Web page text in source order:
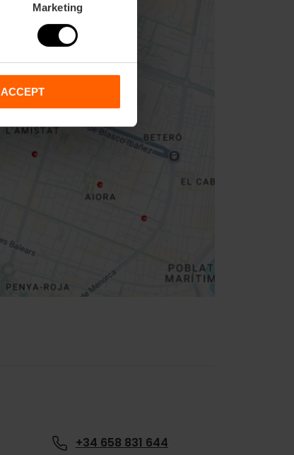
Marketing
ACCEPT
+34 658 831 644